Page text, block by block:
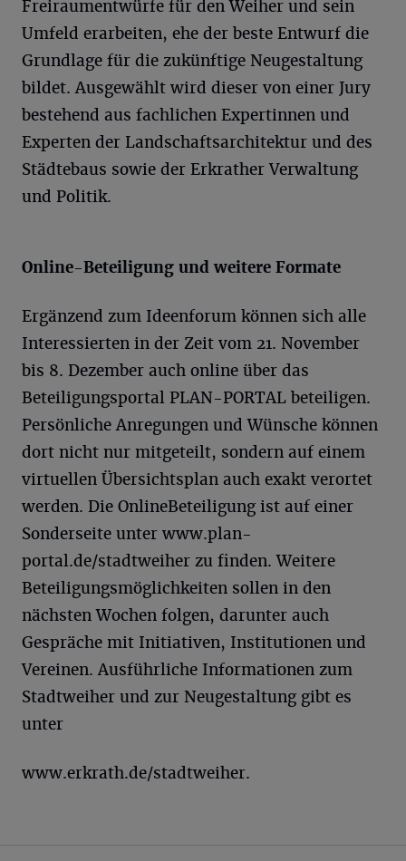
Freiraumentwürfe für den Weiher und sein
Umfeld erarbeiten, ehe der beste Entwurf die
Grundlage für die zukünftige Neugestaltung
bildet. Ausgewählt wird dieser von einer Jury
bestehend aus fachlichen Expertinnen und
Experten der Landschaftsarchitektur und des
Städtebaus sowie der Erkrather Verwaltung
und Politik.
Online-Beteiligung und weitere Formate
Ergänzend zum Ideenforum können sich alle
Interessierten in der Zeit vom 21. November
bis 8. Dezember auch online über das
Beteiligungsportal PLAN-PORTAL beteiligen.
Persönliche Anregungen und Wünsche können
dort nicht nur mitgeteilt, sondern auf einem
virtuellen Übersichtsplan auch exakt verortet
werden. Die OnlineBeteiligung ist auf einer
Sonderseite unter www.plan-
portal.de/stadtweiher zu finden. Weitere
Beteiligungsmöglichkeiten sollen in den
nächsten Wochen folgen, darunter auch
Gespräche mit Initiativen, Institutionen und
Vereinen. Ausführliche Informationen zum
Stadtweiher und zur Neugestaltung gibt es
unter
www.erkrath.de/stadtweiher.